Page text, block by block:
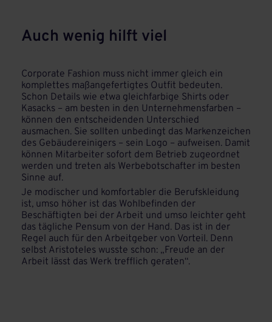
Auch wenig hilft viel
Corporate Fashion muss nicht immer gleich ein
komplettes maßangefertigtes Outfit bedeuten.
Schon Details wie etwa gleichfarbige Shirts oder
Kasacks – am besten in den Unternehmensfarben –
können den entscheidenden Unterschied
ausmachen. Sie sollten unbedingt das Markenzeichen
des Gebäudereinigers – sein Logo – aufweisen. Damit
können Mitarbeiter sofort dem Betrieb zugeordnet
werden und treten als Werbebotschafter im besten
Sinne auf.
Je modischer und komfortabler die Berufskleidung
ist, umso höher ist das Wohlbefinden der
Beschäftigten bei der Arbeit und umso leichter geht
das tägliche Pensum von der Hand. Das ist in der
Regel auch für den Arbeitgeber von Vorteil. Denn
selbst Aristoteles wusste schon: „Freude an der
Arbeit lässt das Werk trefflich geraten“.